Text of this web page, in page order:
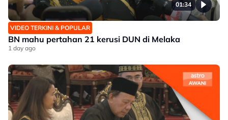
01:34
VIDEO TERKINI & POPULAR
BN mahu pertahan 21 kerusi DUN di Melaka
1 day ago